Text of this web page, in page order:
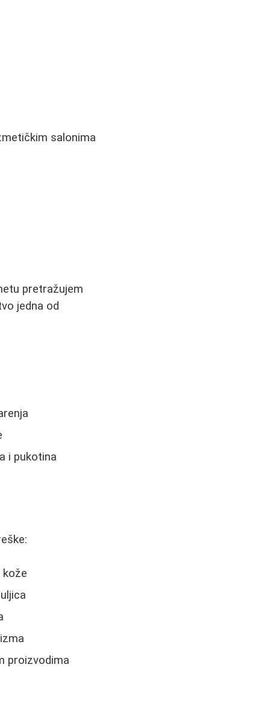
salonima
pretražujem
jedna od
i pukotina
kože
proizvodima